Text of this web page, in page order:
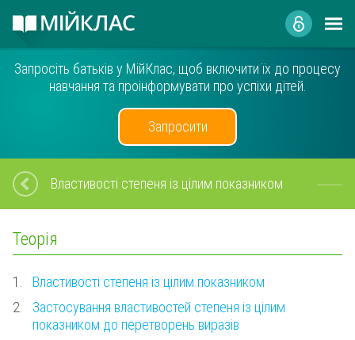
Запросіть батьків у МійКлас, щоб включити їх до процесу
навчання та проінформувати про успіхи дітей.
Запросити
Властивості степеня із цілим показником
Теорія
1.
Властивості степеня із цілим показником
2.
Застосування властивостей степеня із цілим
показником до перетворень виразів